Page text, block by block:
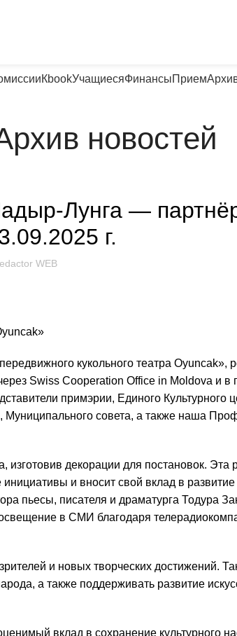
КbookУчащиесяФинансыПрием
новостей
Лунга —
г.
WEB
кукольного театра Oyuncak»,
Swiss Cooperation Office in Moldova и в
примэрии, Единого Культурного
Муниципального совета, а также наша
декорации для постановок. Эта
и вносит свой вклад в
пьесы, писателя и драматурга Тодура
в СМИ благодаря
и новых творческих достижений.
а также поддерживать развитие
вклад в сохранение культурного